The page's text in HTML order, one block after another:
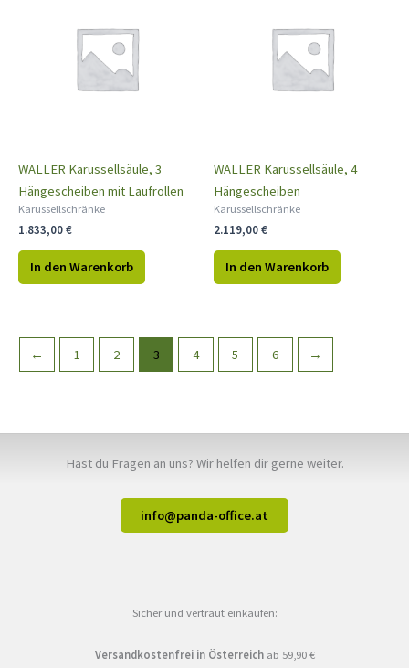
WÄLLER Karussellsäule, 3
Hängescheiben mit Laufrollen
Karussellschränke
1.833,00€
In den Warenkorb
WÄLLER Karussellsäule, 4
Hängescheiben
Karussellschränke
2.119,00€
In den Warenkorb
← 1 2 3 4 5 6 →
Hast du Fragen an uns? Wir helfen dir gerne weiter.
info@panda-office.at
Sicher und vertraut einkaufen:
Versandkostenfrei in Österreichab 59,90 €